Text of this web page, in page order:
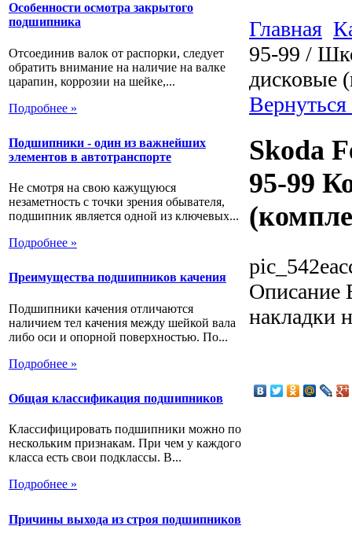
Особенности осмотра закрытого
подшипника
Отсоединив валок от распорки, следует
обратить внимание на наличие на валке
царапин, коррозии на шейке,...
Подробнее »
Подшипники - один из важнейших
элементов в автотранспорте
Не смотря на свою кажущуюся
незаметность с точки зрения обывателя,
подшипник является одной из ключевых...
Подробнее »
Преимущества подшипников качения
Подшипники качения отличаются
наличием тел качения между шейкой вала
либо оси и опорной поверхностью. По...
Подробнее »
Общая классификация подшипников
Классифицировать подшипники можно по
нескольким признакам. При чем у каждого
класса есть свои подклассы. В...
Подробнее »
Причины выхода из строя подшипников
Главная
95-99 /
дисковые
Skoda
95-99
Описание
накладки